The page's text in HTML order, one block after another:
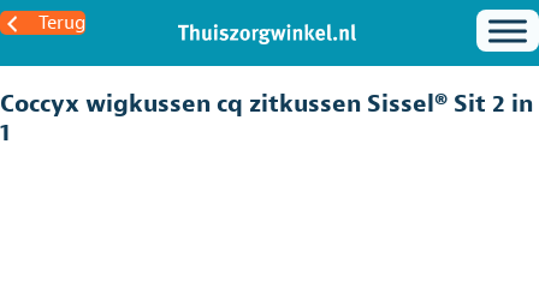
Terug
Coccyx wigkussen cq zitkussen Sissel® Sit 2 in
1